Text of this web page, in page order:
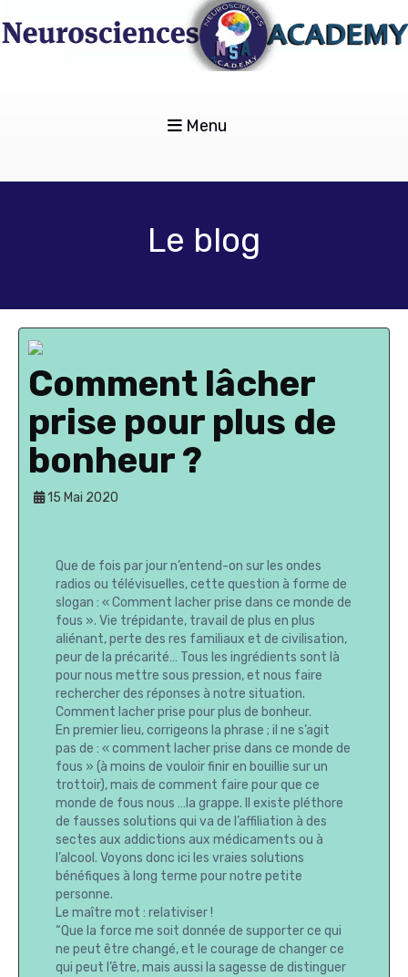
Menu
Le blog
Comment lâcher
prise pour plus de
bonheur ?
15 Mai 2020
Que de fois par jour n’entend-on sur les ondes
radios ou télévisuelles, cette question à forme de
slogan : « Comment lacher prise dans ce monde de
fous ». Vie trépidante, travail de plus en plus
aliénant, perte des res familiaux et de civilisation,
peur de la précarité… Tous les ingrédients sont là
pour nous mettre sous pression, et nous faire
rechercher des réponses à notre situation.
Comment lacher prise pour plus de bonheur.
En premier lieu, corrigeons la phrase ; il ne s’agit
pas de : « comment lacher prise dans ce monde de
fous » (à moins de vouloir finir en bouillie sur un
trottoir), mais de comment faire pour que ce
monde de fous nous …la grappe. Il existe pléthore
de fausses solutions qui va de l’affiliation à des
sectes aux addictions aux médicaments ou à
l’alcool. Voyons donc ici les vraies solutions
bénéfiques à long terme pour notre petite
personne.
Le maître mot : relativiser !
“Que la force me soit donnée de supporter ce qui
ne peut être changé, et le courage de changer ce
qui peut l’être, mais aussi la sagesse de distinguer